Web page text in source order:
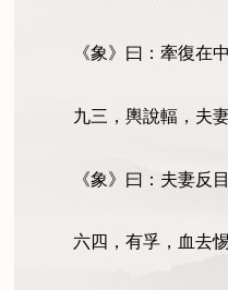
《象》曰：牽復在
九三，輿說輻，夫妻
《象》曰：夫妻反
六四，有孚，血去